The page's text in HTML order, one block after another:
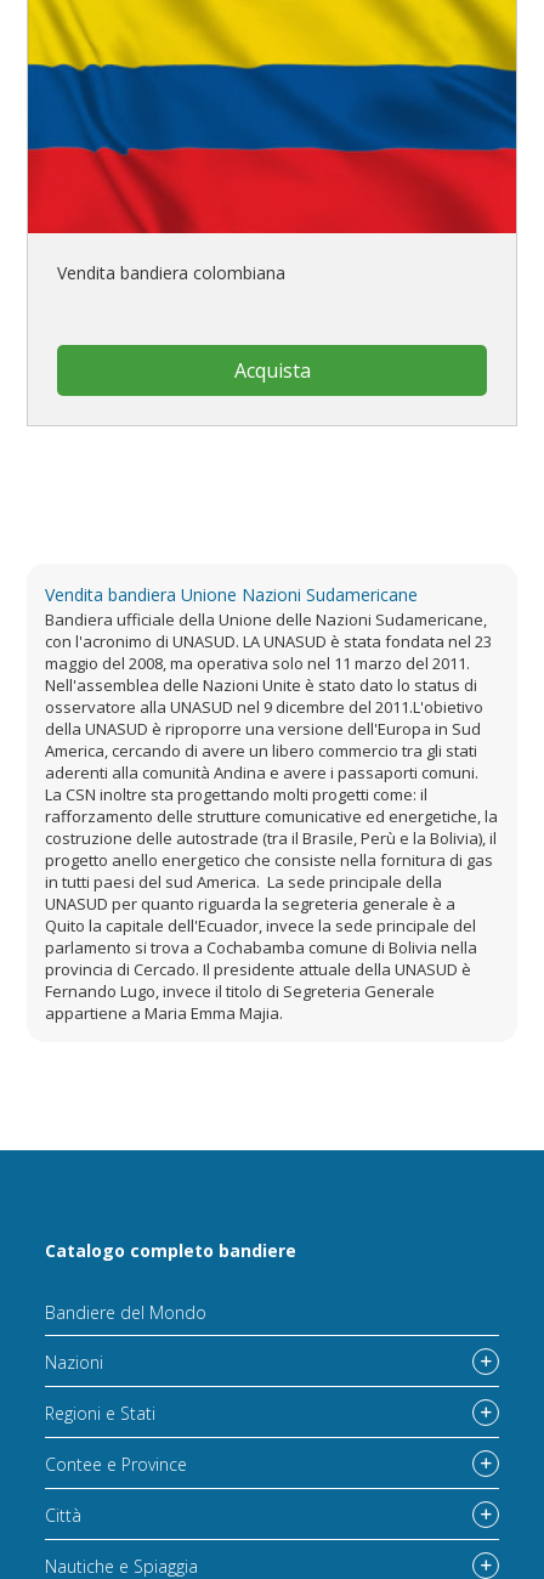
Vendita bandiera colombiana
Acquista
Vendita bandiera Unione Nazioni Sudamericane
Bandiera ufficiale della Unione delle Nazioni Sudamericane,
con l'acronimo di UNASUD. LA UNASUD è stata fondata nel 23
maggio del 2008, ma operativa solo nel 11 marzo del 2011.
Nell'assemblea delle Nazioni Unite è stato dato lo status di
osservatore alla UNASUD nel 9 dicembre del 2011.L'obietivo
della UNASUD è riproporre una versione dell'Europa in Sud
America, cercando di avere un libero commercio tra gli stati
aderenti alla comunità Andina e avere i passaporti comuni.
La CSN inoltre sta progettando molti progetti come: il
rafforzamento delle strutture comunicative ed energetiche, la
costruzione delle autostrade (tra il Brasile, Perù e la Bolivia), il
progetto anello energetico che consiste nella fornitura di gas
in tutti paesi del sud America. La sede principale della
UNASUD per quanto riguarda la segreteria generale è a
Quito la capitale dell'Ecuador, invece la sede principale del
parlamento si trova a Cochabamba comune di Bolivia nella
provincia di Cercado. Il presidente attuale della UNASUD è
Fernando Lugo, invece il titolo di Segreteria Generale
appartiene a Maria Emma Majia.
Catalogo completo bandiere
Bandiere del Mondo
Nazioni
Regioni e Stati
Contee e Province
Città
Nautiche e Spiaggia